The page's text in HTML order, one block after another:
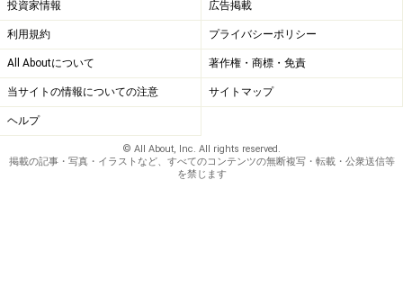
Amazonで転職関連の書籍をチェック！
楽天市場で転職関連の書籍をチェック！
投資家情報 広告掲載
利用規約 プライバシーポリシー
All Aboutについて 著作権・商標・免責
当サイトの情報についての注意 サイトマップ
ヘルプ
© All About, Inc. All rights reserved.
掲載の記事・写真・イラストなど、すべてのコンテンツの無断複写・転載・公衆送信等
を禁じます